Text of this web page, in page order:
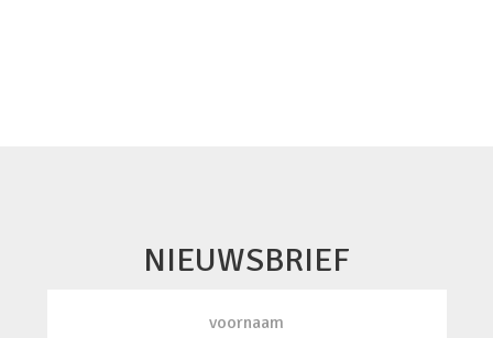
NIEUWSBRIEF